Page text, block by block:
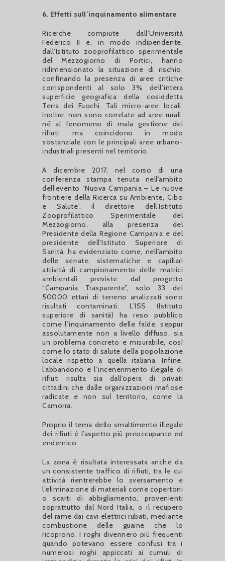
6. Effetti sull’inquinamento alimentare
Ricerche compiute dall’Università
Federico II e, in modo indipendente,
dall’Istituto zooprofilattico sperimentale
del Mezzogiorno di Portici, hanno
ridimensionato la situazione di rischio,
confinando la presenza di aree critiche
corrispondenti al solo 3% dell’intera
superficie geografica della cosiddetta
Terra dei Fuochi. Tali micro-aree locali,
inoltre, non sono correlate ad aree rurali,
né al fenomeno di mala gestione dei
rifiuti, ma coincidono in modo
sostanziale con le principali aree urbano-
industriali presenti nel territorio.
A dicembre 2017, nel corso di una
conferenza stampa tenuta nell’ambito
dell’evento “Nuova Campania – Le nuove
frontiere della Ricerca su Ambiente, Cibo
e Salute”, il direttore dell’Istituto
Zooprofilattico Sperimentale del
Mezzogiorno, alla presenza del
Presidente della Regione Campania e del
presidente dell’Istituto Superiore di
Sanità, ha evidenziato come, nell’ambito
delle serrate, sistematiche e capillari
attività di campionamento delle matrici
ambientali previste dal progetto
“Campania Trasparente”, solo 33 dei
50000 ettari di terreno analizzati sono
risultati contaminati. L’ISS (Istituto
superiore di sanità) ha reso pubblico
come l’inquinamento delle falde, seppur
assolutamente non a livello diffuso, sia
un problema concreto e misurabile, così
come lo stato di salute della popolazione
locale rispetto a quella italiana. Infine,
l’abbandono e l’incenerimento illegale di
rifiuti risulta sia dall’opera di privati
cittadini che dalle organizzazioni mafiose
radicate e non sul territorio, come la
Camorra.
Proprio il tema dello smaltimento illegale
dei rifiuti è l’aspetto più preoccupante ed
endemico.
La zona è risultata interessata anche da
un consistente traffico di rifiuti, tra le cui
attività rientrerebbe lo sversamento e
l’eliminazione di materiali come copertoni
o scarti di abbigliamento, provenienti
soprattutto dal Nord Italia, o il recupero
del rame dai cavi elettrici rubati, mediante
combustione delle guaine che lo
ricoprono. I roghi divennero più frequenti
quando potevano essere confusi tra i
numerosi roghi appiccati ai cumuli di